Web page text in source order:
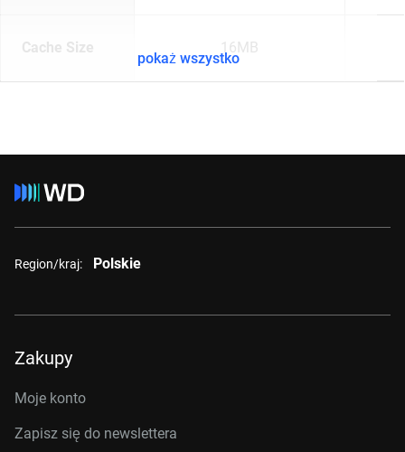
Cache Size 16MB
pokaż wszystko
Region/kraj: Polskie
Zakupy
Moje konto
Zapisz się do newslettera